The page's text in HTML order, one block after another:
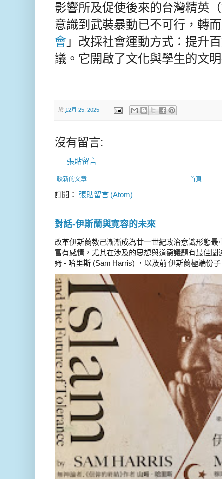
影響所及促使後來的台灣精英
意識到武裝暴動已不可行，轉
會 」改採社會運動方式：提升
議。它開啟了文化與學生的文
於 12月 25, 2025
沒有留言:
張貼留言
較新的文章 首頁
訂閱： 張貼留言 (Atom)
對話-伊斯蘭與寛容的未來
改革伊斯蘭教己漸漸成為廿一世紀政治意識形態
富有感情，尤其在涉及的思想與道德議題有最佳
姆 - 哈里斯 (Sam Harris) ，以及前 伊斯蘭極端份